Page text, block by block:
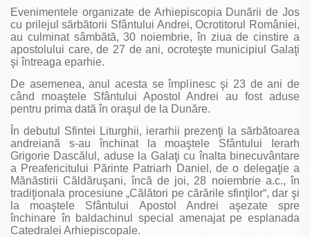
Evenimentele organizate de Arhiepiscopia Dunării de Jos
cu prilejul sărbătorii Sfântului Andrei, Ocrotitorul României,
au culminat sâmbătă, 30 noiembrie, în ziua de cinstire a
apostolului care, de 27 de ani, ocroteşte municipiul Galaţi
şi întreaga eparhie.
De asemenea, anul acesta se împlinesc şi 23 de ani de
când moaştele Sfântului Apostol Andrei au fost aduse
pentru prima dată în oraşul de la Dunăre.
În debutul Sfintei Liturghii, ierarhii prezenţi la sărbătoarea
andreiană s-au închinat la moaştele Sfântului Ierarh
Grigorie Dascălul, aduse la Galaţi cu înalta binecuvântare
a Preafericitului Părinte Patriarh Daniel, de o delegaţie a
Mănăstirii Căldăruşani, încă de joi, 28 noiembrie a.c., în
tradiţionala procesiune „Călători pe cărările sfinţilor“, dar şi
la moaştele Sfântului Apostol Andrei aşezate spre
închinare în baldachinul special amenajat pe esplanada
Catedralei Arhiepiscopale.